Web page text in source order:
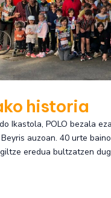
historia
Ikastola, POLO bezala
auzoan. 40 urte
eredua bultzatzen